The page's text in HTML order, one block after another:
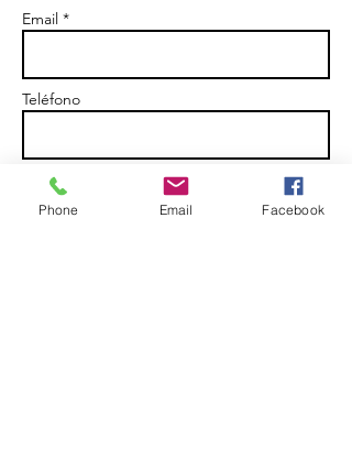
Email *
Teléfono
Skype
Phone Email Facebook